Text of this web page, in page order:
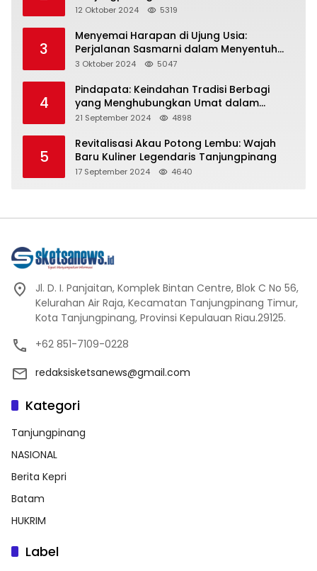
Representasi
12 Oktober 2024 5319
3
Menyemai Harapan di Ujung Usia:
Perjalanan Sasmarni dalam Menyentuh
Hati dan Jiwa
3 Oktober 2024 5047
4
Pindapata: Keindahan Tradisi Berbagi
yang Menghubungkan Umat dalam
Spiritualitas dan Kebersamaan dalam
21 September 2024 4898
5
Revitalisasi Akau Potong Lembu: Wajah
Baru Kuliner Legendaris Tanjungpinang
17 September 2024 4640
Jl. D. I. Panjaitan, Komplek Bintan Centre, Blok C No 56,
Kelurahan Air Raja, Kecamatan Tanjungpinang Timur,
Kota Tanjungpinang, Provinsi Kepulauan Riau.29125.
+62 851-7109-0228
redaksisketsanews@gmail.com
Kategori
Tanjungpinang
NASIONAL
Berita Kepri
Batam
HUKRIM
Label